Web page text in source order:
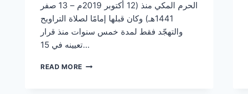
الحرم المكي منذ (12 أكتوبر 2019م – 13 صفر
1441هـ) وكان قبلها إمامًا لصلاة التراويح
والتهجّد فقط لمدة خمس سنوات منذ قرار
تعيينه في 15…
READ MORE جزء